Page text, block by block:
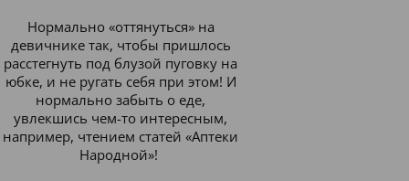
Нормально «оттянуться» на
девичнике так, чтобы пришлось
расстегнуть под блузой пуговку на
юбке, и не ругать себя при этом! И
нормально забыть о еде,
увлекшись чем-то интересным,
например, чтением статей «Аптеки
Народной»!